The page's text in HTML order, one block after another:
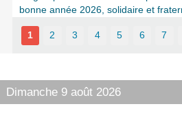
bonne année 2026, solidaire et
1 2 3 4 5 6 7
Dimanche 9 août 2026